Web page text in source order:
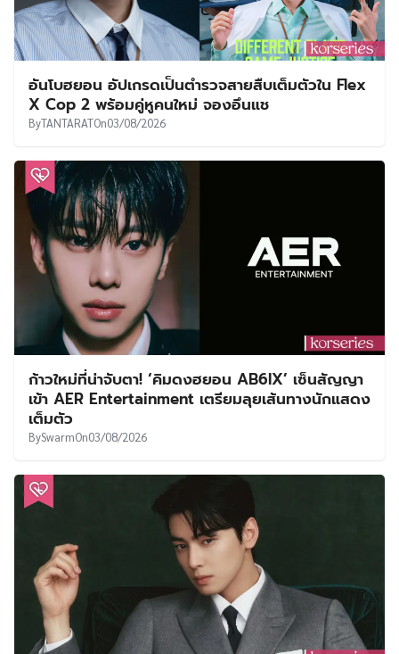
อันโบฮยอน อัปเกรดเป็นตำรวจสายสืบเต็มตัวใน Flex
X Cop 2 พร้อมคู่หูคนใหม่ จองอึนแช
ByTANTARATOn03/08/2026
ก้าวใหม่ที่น่าจับตา! ‘คิมดงฮยอน AB6IX’ เซ็นสัญญา
เข้า AER Entertainment เตรียมลุยเส้นทางนักแสดง
เต็มตัว
BySwarmOn03/08/2026